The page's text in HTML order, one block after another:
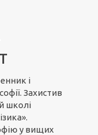
і
Захистив
школі
у вищих